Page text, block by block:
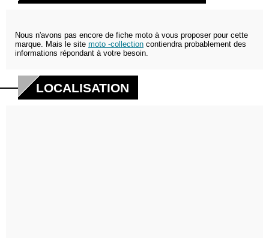
Nous n'avons pas encore de fiche moto à vous proposer pour cette
marque. Mais le site moto -collection contiendra probablement des
informations répondant à votre besoin.
LOCALISATION